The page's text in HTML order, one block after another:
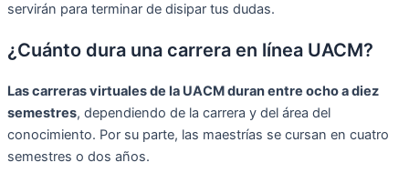
servirán para terminar de disipar tus dudas.
¿Cuánto dura una carrera en línea UACM?
Las carreras virtuales de la UACM duran entre ocho a diez
semestres, dependiendo de la carrera y del área del
conocimiento. Por su parte, las maestrías se cursan en cuatro
semestres o dos años.